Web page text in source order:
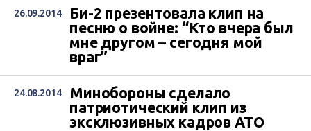
26.09.2014
Би-2 презентовала клип на
песню о войне: “Кто вчера был
мне другом – сегодня мой
враг”
24.08.2014
Минобороны сделало
патриотический клип из
эксклюзивных кадров АТО